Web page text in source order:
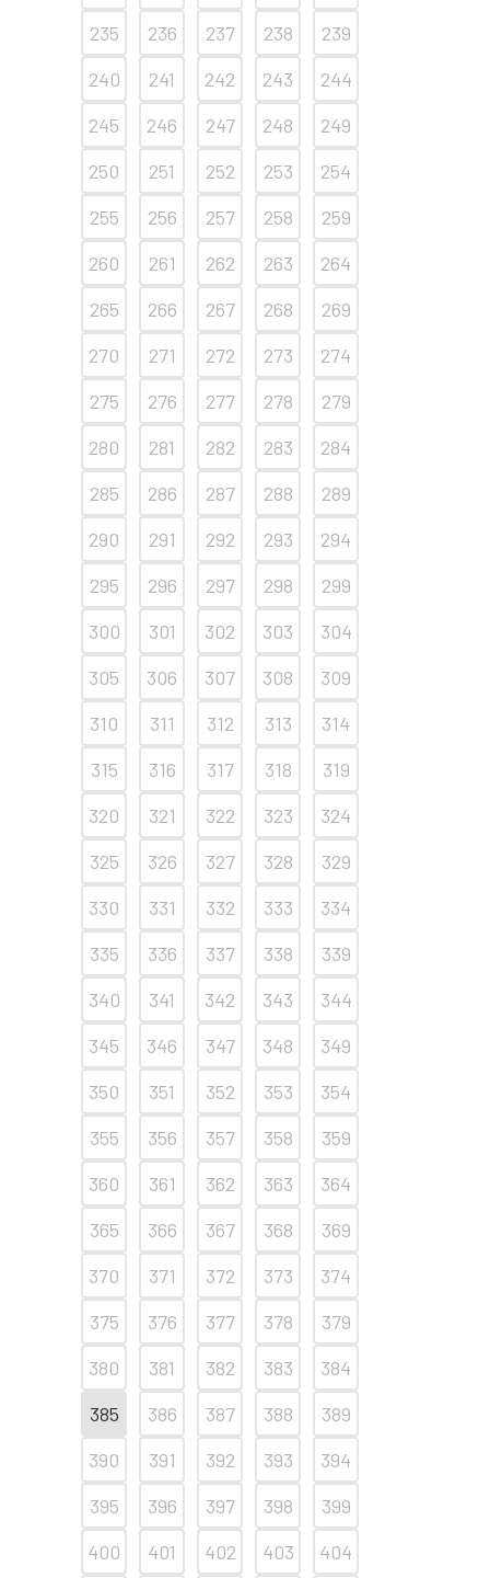
235
236 237 238
239
240
241 242 243
244
245
246 247 248
249
250
251 252 253
254
255
256 257 258
259
260
261 262 263
264
265
266 267 268
269
270
271 272 273
274
275
276 277 278
279
280
281 282 283
284
285
286 287 288
289
290
291 292 293
294
295
296 297 298
299
300
301 302 303
304
305
306 307 308
309
310
311 312 313
314
315
316 317 318
319
320
321 322 323
324
325
326 327 328
329
330
331 332 333
334
335
336 337 338
339
340
341 342 343
344
345
346 347 348
349
350
351 352 353
354
355
356 357 358
359
360
361 362 363
364
365
366 367 368
369
370
371 372 373
374
375
376 377 378
379
380
381 382 383
384
385
386 387 388
389
390
391 392 393
394
395
396 397 398
399
400
401 402 403 404